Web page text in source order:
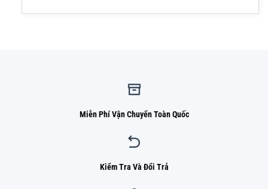
Miễn Phí Vận Chuyển Toàn Quốc
Kiểm Tra Và Đổi Trả